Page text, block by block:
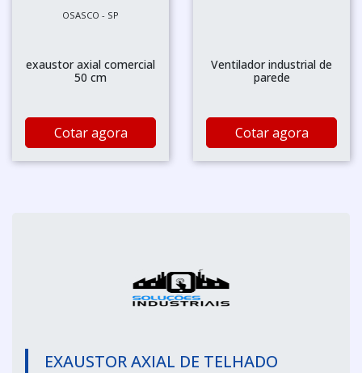
OSASCO - SP
exaustor axial comercial
50 cm
Cotar agora
Ventilador industrial de
parede
Cotar agora
EXAUSTOR AXIAL DE TELHADO